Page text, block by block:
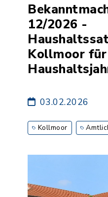
12/2026 -
Kollmoor
03.02.2026
Kollmoor